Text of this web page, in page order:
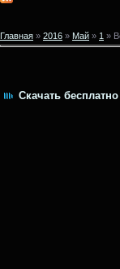
Главная » 2016 » Май » 1 »
Скачать